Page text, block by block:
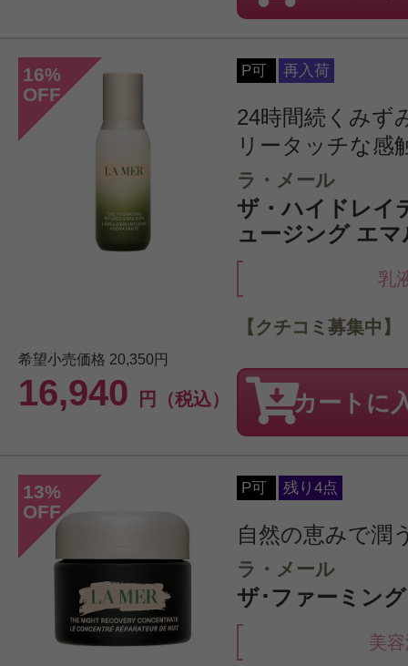
16%
OFF
P可 再入荷
24時間続くみず
リータッチな感
ラ・メール
ザ・ハイドレイ
ュージング エ
乳
希望小売価格 20,350円
16,940 円（税込）
【クチコミ募集中】
カートに
13%
OFF
P可 残り4点
自然の恵みで潤
ラ・メール
ザ･ファーミン
美